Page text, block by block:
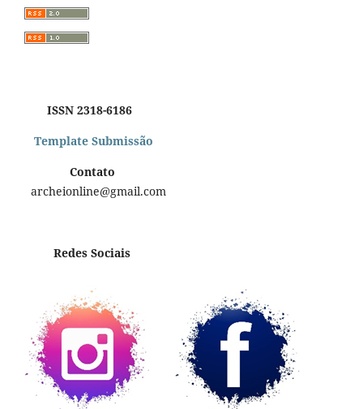
ISSN 2318-6186
Template Submissão
Contato
archeionline@gmail.com
Redes Sociais